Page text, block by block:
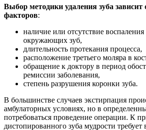
Выбор методики удаления зуба зависит
факторов:
наличие или отсутствие
окружающих зуб,
длительность протекания процесса,
расположение третьего моляра в
обращение к доктору в период
ремиссии заболевания,
степень разрушения коронки зуба.
В большинстве случаев экстирпация
амбулаторных условиях, но в
потребоваться проведение операции. К
дистопированного зуба мудрости